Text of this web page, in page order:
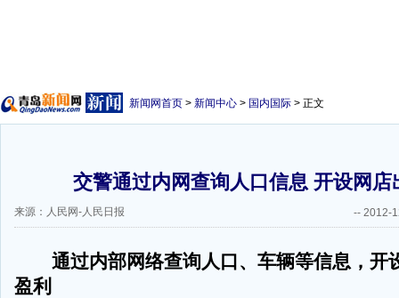
新闻网首页 > 新闻中心 > 国内国际 > 正文
交警通过内网查询人口信息 开设网店
来源：人民网-人民日报 -- 2012-
通过内部网络查询人口、车辆等信息，开
盈利